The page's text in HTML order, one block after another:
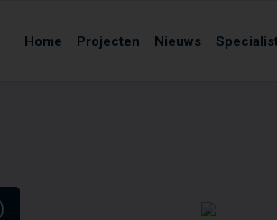
Home Projecten Nieuws